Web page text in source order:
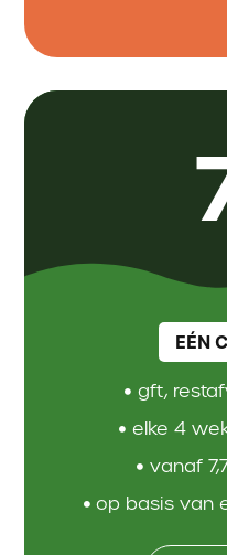
EÉN
gft,
elke 4
vanaf
op basis van